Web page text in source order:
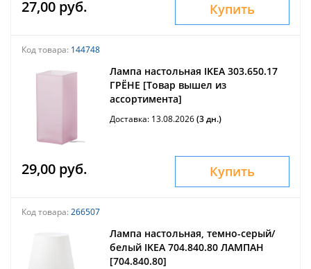
27,00 руб. Купить
Код товара: 144748
Лампа настольная IKEA 303.650.17
ГРЁНЕ [Товар вышел из
ассортимента]
Доставка: 13.08.2026(3 дн.)
29,00 руб. Купить
Код товара: 266507
Лампа настольная, темно-серый/
белый IKEA 704.840.80 ЛАМПАН
[704.840.80]